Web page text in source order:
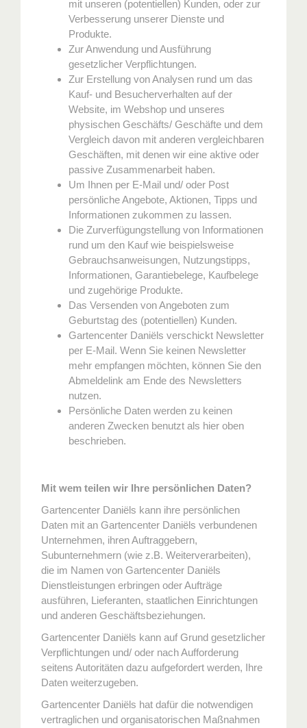
mit unseren (potentiellen) Kunden, oder zur
Verbesserung unserer Dienste und
Produkte.
Zur Anwendung und Ausführung
gesetzlicher Verpflichtungen.
Zur Erstellung von Analysen rund um das
Kauf- und Besucherverhalten auf der
Website, im Webshop und unseres
physischen Geschäfts/ Geschäfte und dem
Vergleich davon mit anderen vergleichbaren
Geschäften, mit denen wir eine aktive oder
passive Zusammenarbeit haben.
Um Ihnen per E-Mail und/ oder Post
persönliche Angebote, Aktionen, Tipps und
Informationen zukommen zu lassen.
Die Zurverfügungstellung von Informationen
rund um den Kauf wie beispielsweise
Gebrauchsanweisungen, Nutzungstipps,
Informationen, Garantiebelege, Kaufbelege
und zugehörige Produkte.
Das Versenden von Angeboten zum
Geburtstag des (potentiellen) Kunden.
Gartencenter Daniëls verschickt Newsletter
per E-Mail. Wenn Sie keinen Newsletter
mehr empfangen möchten, können Sie den
Abmeldelink am Ende des Newsletters
nutzen.
Persönliche Daten werden zu keinen
anderen Zwecken benutzt als hier oben
beschrieben.
Mit wem teilen wir Ihre persönlichen Daten?
Gartencenter Daniëls kann ihre persönlichen
Daten mit an Gartencenter Daniëls verbundenen
Unternehmen, ihren Auftraggebern,
Subunternehmern (wie z.B. Weiterverarbeiten),
die im Namen von Gartencenter Daniëls
Dienstleistungen erbringen oder Aufträge
ausführen, Lieferanten, staatlichen Einrichtungen
und anderen Geschäftsbeziehungen.
Gartencenter Daniëls kann auf Grund gesetzlicher
Verpflichtungen und/ oder nach Aufforderung
seitens Autoritäten dazu aufgefordert werden, Ihre
Daten weiterzugeben.
Gartencenter Daniëls hat dafür die notwendigen
vertraglichen und organisatorischen Maßnahmen